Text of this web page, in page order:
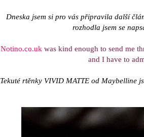
Dneska jsem si pro vás připravila další
rozhodla jsem se
Notino.co.uk was kind enough to send me
and I have to
Tekuté rtěnky VIVID MATTE od Maybelline